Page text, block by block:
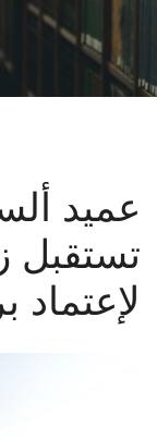
عميد
تستقبل
لإعتماد